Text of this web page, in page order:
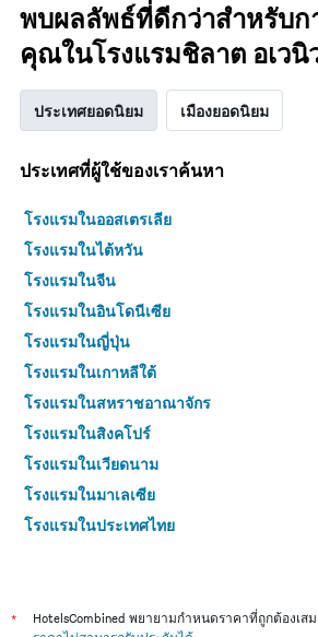
พบผลลัพธ์ที่ดีกว่าสำหรับก
คุณในโรงแรมชิลาต อเวนิ
ประเทศยอดนิยม เมืองยอดนิยม
ประเทศที่ผู้ใช้ของเราค้นหา
โรงแรมในออสเตรเลีย
โรงแรมในไต้หวัน
โรงแรมในจีน
โรงแรมในอินโดนีเซีย
โรงแรมในญี่ปุ่น
โรงแรมในเกาหลีใต้
โรงแรมในสหราชอาณาจักร
โรงแรมในสิงคโปร์
โรงแรมในเวียดนาม
โรงแรมในมาเลเซีย
โรงแรมในประเทศไทย
*
HotelsCombined พยายามกำหนดราคาที่ถูกต้องเส